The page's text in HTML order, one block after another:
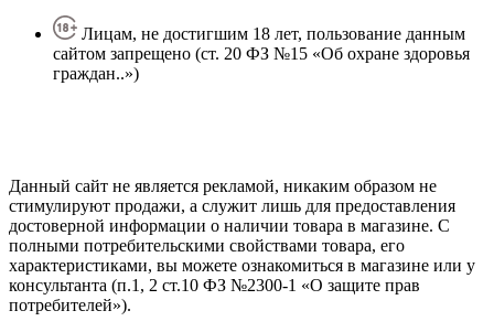
Лицам, не достигшим 18 лет, пользование данным
сайтом запрещено (ст. 20 ФЗ №15 «Об охране здоровья
граждан..»)
Данный сайт не является рекламой, никаким образом не
стимулируют продажи, а служит лишь для предоставления
достоверной информации о наличии товара в магазине. С
полными потребительскими свойствами товара, его
характеристиками, вы можете ознакомиться в магазине или у
консультанта (п.1, 2 ст.10 ФЗ №2300-1 «О защите прав
потребителей»).